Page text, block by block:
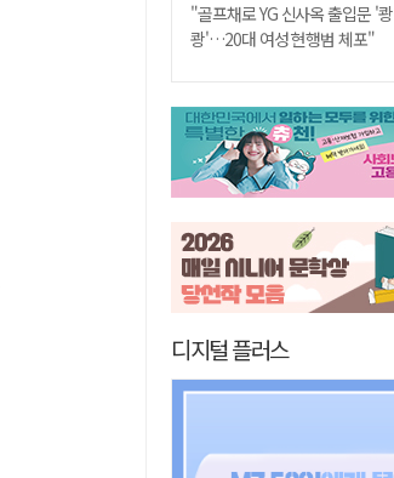
"골프채로 YG 신사옥 출입문 '쾅
쾅'…20대 여성 현행범 체포"
디지털 플러스